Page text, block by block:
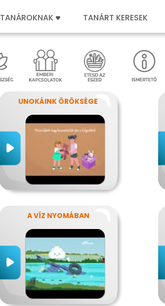
TANÁROKNAK TANÁRT KERESEK
UNOKÁINK ÖRÖKSÉGE
A VÍZ NYOMÁBAN